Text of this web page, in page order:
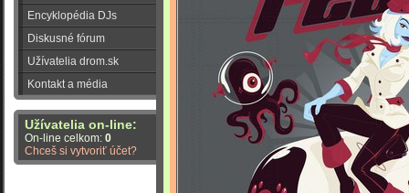
Encyklopédia DJs
Diskusné fórum
Užívatelia drom.sk
Kontakt a média
Užívatelia on-line:
On-line celkom: 0
Chceš si vytvoriť účet?